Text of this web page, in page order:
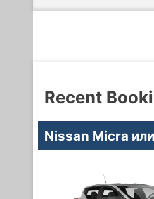
Recent
Nissan Micra